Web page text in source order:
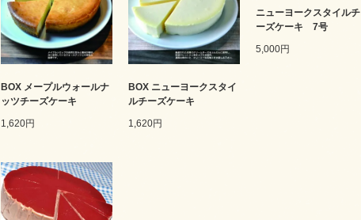
BOX メープルウォールナ
ッツチーズケーキ
1,620円
BOX ニューヨークスタイ
ルチーズケーキ
1,620円
ニューヨークスタイルチ
ーズケーキ 7号
5,000円